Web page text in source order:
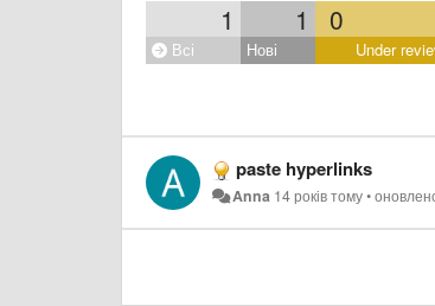
1 1 0
Всі Нові Under
paste hyperlinks
Anna 14 років тому•